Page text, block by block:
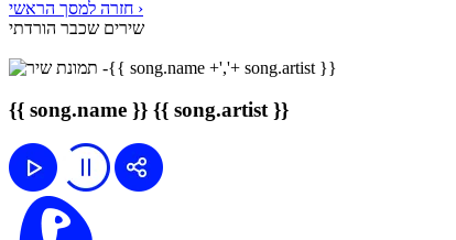
חזרה למסך הראשי ›
שירים שכבר הורדתי
{{ song.name }} {{ song.artist }}